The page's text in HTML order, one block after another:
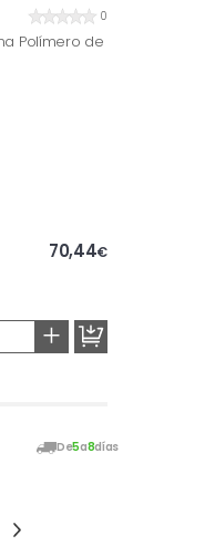
0
Polímero de
70,44€
+
De5a8días